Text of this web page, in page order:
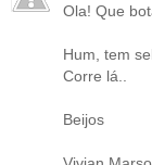
Ola! Que
Hum, tem
Corre lá..
Beijos